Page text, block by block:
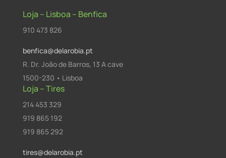
Loja – Lisboa – Benfica
910 473 826
benfica@delarobia.pt
R. Dr. João de Barros, 13 A cave
1500-230 • Lisboa
Loja – Tires
214 453 329
919 865 192
919 865 292
tires@delarobia.pt